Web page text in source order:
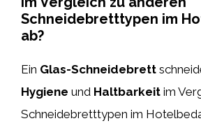
Schneidebretttypen im
ab?
Ein Glas-Schneidebrett
Hygiene und Haltbarkeit im
Schneidebretttypen im